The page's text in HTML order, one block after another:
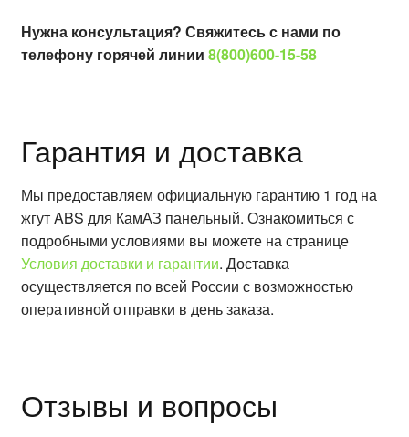
Нужна консультация? Свяжитесь с нами по
телефону горячей линии 8(800)600-15-58
Гарантия и доставка
Мы предоставляем официальную гарантию 1 год на
жгут ABS для КамАЗ панельный. Ознакомиться с
подробными условиями вы можете на странице
Условия доставки и гарантии. Доставка
осуществляется по всей России с возможностью
оперативной отправки в день заказа.
Отзывы и вопросы